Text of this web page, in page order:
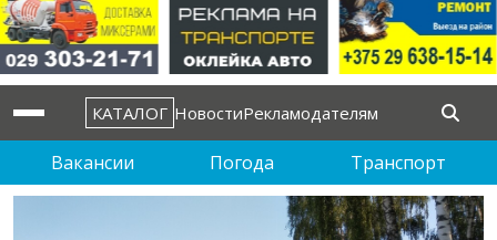
КАТАЛОГ НовостиРекламодателям
Вакансии Погода Транспорт